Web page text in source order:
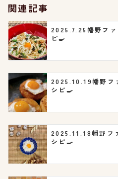
ョ
ン
関連記事
2025.7.25幡野フ
ピ🍳
2025.10.19幡野フ
シピ🍳
2025.11.18幡野フ
シピ🍳